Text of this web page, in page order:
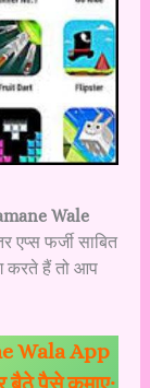
Wale
फर्जी साबित
करते हैं तो आप
Wala App